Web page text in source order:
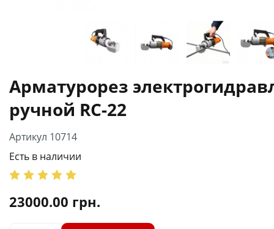
Арматурорез
ручной RC-22
Артикул 10714
Есть в наличии
23000.00 грн.